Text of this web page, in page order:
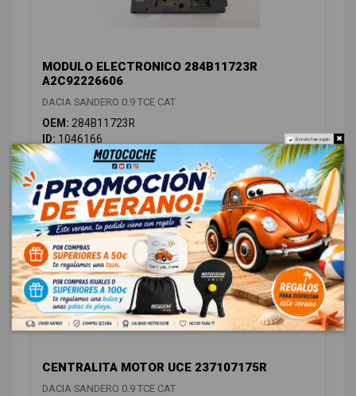
MODULO ELECTRONICO 284B11723R
A2C92226606
DACIA SANDERO 0.9 TCE CAT
OEM: 284B11723R
ID: 1046166
48,00 € Sin IVA
58,08 € Con IVA
CENTRALITA MOTOR UCE 237107175R
DACIA SANDERO 0.9 TCE CAT
Do not show again.